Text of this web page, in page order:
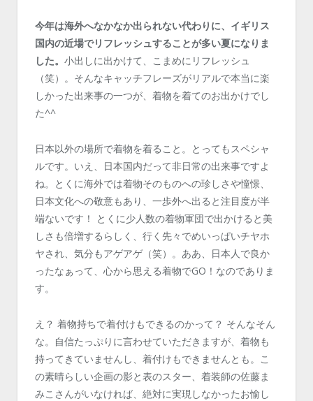
今年は海外へなかなか出られない代わりに、イギリス
国内の近場でリフレッシュすることが多い夏になりま
した。 小出しに出かけて、こまめにリフレッシュ
（笑）。そんなキャッチフレーズがリアルで本当に楽
しかった出来事の一つが、着物を着てのお出かけでし
た^^
日本以外の場所で着物を着ること。とってもスペシャ
ルです。いえ、日本国内だって非日常の出来事ですよ
ね。とくに海外では着物そのものへの珍しさや憧憬、
日本文化への敬意もあり、一歩外へ出ると注目度が半
端ないです！ とくに少人数の着物軍団で出かけると美
しさも倍増するらしく、行く先々でめいっぱいチヤホ
ヤされ、気分もアゲアゲ（笑）。ああ、日本人で良か
ったなぁって、心から思える着物でGO！なのでありま
す。
え？ 着物持ちで着付けもできるのかって？ そんなそん
な。自信たっぷりに言わせていただきますが、着物も
持ってきていませんし、着付けもできませんとも。こ
の素晴らしい企画の影と表のスター、着装師の佐藤ま
みこさんがいなければ、絶対に実現しなかったお愉し